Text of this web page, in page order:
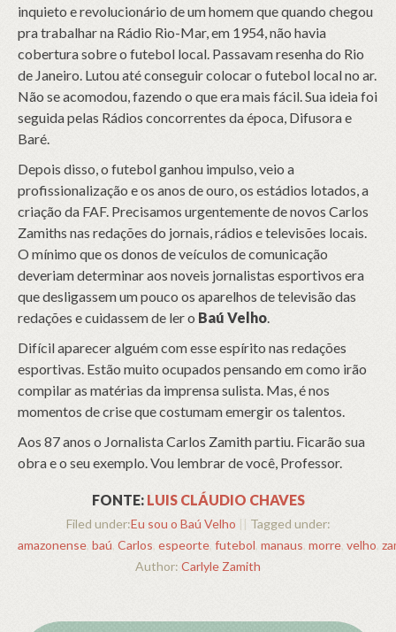
inquieto e revolucionário de um homem que quando chegou
pra trabalhar na Rádio Rio-Mar, em 1954, não havia
cobertura sobre o futebol local. Passavam resenha do Rio
de Janeiro. Lutou até conseguir colocar o futebol local no ar.
Não se acomodou, fazendo o que era mais fácil. Sua ideia foi
seguida pelas Rádios concorrentes da época, Difusora e
Baré.
Depois disso, o futebol ganhou impulso, veio a
profissionalização e os anos de ouro, os estádios lotados, a
criação da FAF. Precisamos urgentemente de novos Carlos
Zamiths nas redações do jornais, rádios e televisões locais.
O mínimo que os donos de veículos de comunicação
deveriam determinar aos noveis jornalistas esportivos era
que desligassem um pouco os aparelhos de televisão das
redações e cuidassem de ler o Baú Velho.
Difícil aparecer alguém com esse espírito nas redações
esportivas. Estão muito ocupados pensando em como irão
compilar as matérias da imprensa sulista. Mas, é nos
momentos de crise que costumam emergir os talentos.
Aos 87 anos o Jornalista Carlos Zamith partiu. Ficarão sua
obra e o seu exemplo. Vou lembrar de você, Professor.
FONTE: LUIS CLÁUDIO CHAVES
Filed under:Eu sou o Baú Velho || Tagged under:
amazonense baú, Carlos, espeorte, futebol, manaus, morre, velho,
Author: Carlyle Zamith